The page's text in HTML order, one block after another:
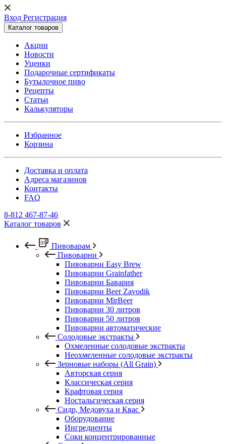
Вход Регистрация
Каталог товаров
Акции
Новости
Уценки
Подарочные сертификаты
Бутылочное пиво
Рецепты
Статьи
Калькуляторы
Избранное
Корзина
Доставка и оплата
Адреса магазинов
Контакты
FAQ
8-812 467-87-46
Каталог товаров
Пивоварам
Пивоварни
Пивоварни Easy Brew
Пивоварни Grainfather
Пивоварни Бавария
Пивоварни Beer Zavodik
Пивоварни MirBeer
Пивоварни 30 литров
Пивоварни 50 литров
Пивоварни автоматические
Солодовые экстракты
Охмеленные солодовые экстракты
Неохмеленные солодовые экстракты
Зерновые наборы (All Grain)
Авторская серия
Классическая серия
Крафтовая серия
Ностальгическая серия
Сидр, Медовуха и Квас
Оборудование
Ингредиенты
Соки концентрированные